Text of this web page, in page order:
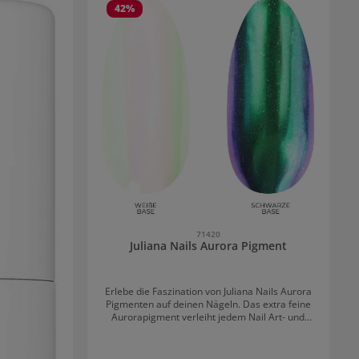
42%
71420
Juliana Nails Aurora Pigment
Erlebe die Faszination von Juliana Nails Aurora
Pigmenten auf deinen Nägeln. Das extra feine
Aurorapigment verleiht jedem Nail Art- und